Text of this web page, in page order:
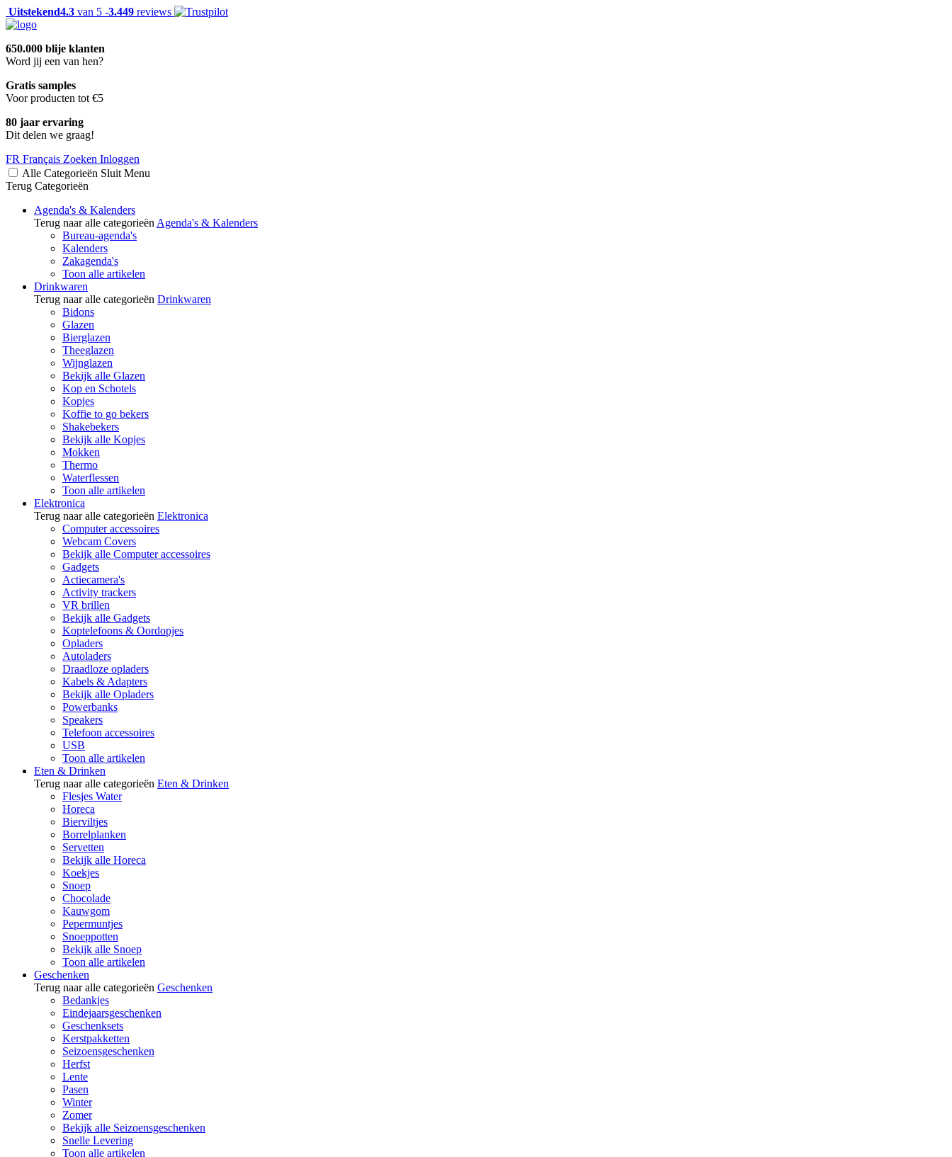
Uitstekend4.3 van 5 -3.449 reviews
650.000 blije klanten
Word jij een van hen?
Gratis samples
Voor producten tot €5
80 jaar ervaring
Dit delen we graag!
FR Français Zoeken Inloggen
Alle Categorieën Sluit Menu
Terug Categorieën
Agenda's & Kalenders
Terug naar alle categorieën Agenda's & Kalenders
Bureau-agenda's
Kalenders
Zakagenda's
Toon alle artikelen
Drinkwaren
Terug naar alle categorieën Drinkwaren
Bidons
Glazen
Bierglazen
Theeglazen
Wijnglazen
Bekijk alle Glazen
Kop en Schotels
Kopjes
Koffie to go bekers
Shakebekers
Bekijk alle Kopjes
Mokken
Thermo
Waterflessen
Toon alle artikelen
Elektronica
Terug naar alle categorieën Elektronica
Computer accessoires
Webcam Covers
Bekijk alle Computer accessoires
Gadgets
Actiecamera's
Activity trackers
VR brillen
Bekijk alle Gadgets
Koptelefoons & Oordopjes
Opladers
Autoladers
Draadloze opladers
Kabels & Adapters
Bekijk alle Opladers
Powerbanks
Speakers
Telefoon accessoires
USB
Toon alle artikelen
Eten & Drinken
Terug naar alle categorieën Eten & Drinken
Flesjes Water
Horeca
Bierviltjes
Borrelplanken
Servetten
Bekijk alle Horeca
Koekjes
Snoep
Chocolade
Kauwgom
Pepermuntjes
Snoeppotten
Bekijk alle Snoep
Toon alle artikelen
Geschenken
Terug naar alle categorieën Geschenken
Bedankjes
Eindejaarsgeschenken
Geschenksets
Kerstpakketten
Seizoensgeschenken
Herfst
Lente
Pasen
Winter
Zomer
Bekijk alle Seizoensgeschenken
Snelle Levering
Toon alle artikelen